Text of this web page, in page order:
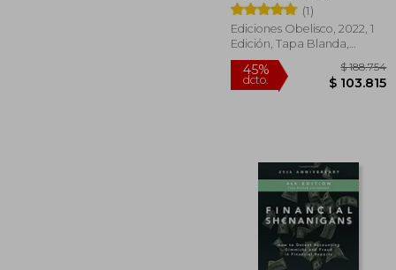
(1)
Ediciones Obelisco, 2022, 1
Edición, Tapa Blanda,
Nuevo